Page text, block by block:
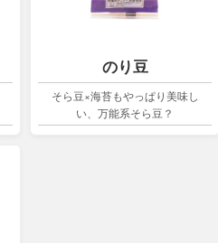
のり豆
そら豆×海苔もやっぱり美味し
い、万能系そら豆？